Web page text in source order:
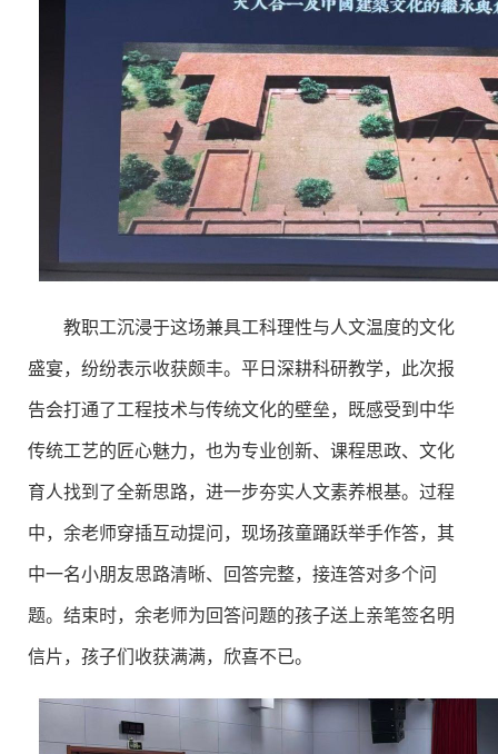
教职工沉浸于这场兼具工科理性与人文温度的文化
盛宴，纷纷表示收获颇丰。平日深耕科研教学，此次报
告会打通了工程技术与传统文化的壁垒，既感受到中华
传统工艺的匠心魅力，也为专业创新、课程思政、文化
育人找到了全新思路，进一步夯实人文素养根基。过程
中，余老师穿插互动提问，现场孩童踊跃举手作答，其
中一名小朋友思路清晰、回答完整，接连答对多个问
题。结束时，余老师为回答问题的孩子送上亲笔签名明
信片，孩子们收获满满，欣喜不已。